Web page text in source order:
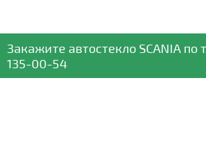
Закажите автостекло SCANIA по
135-00-54